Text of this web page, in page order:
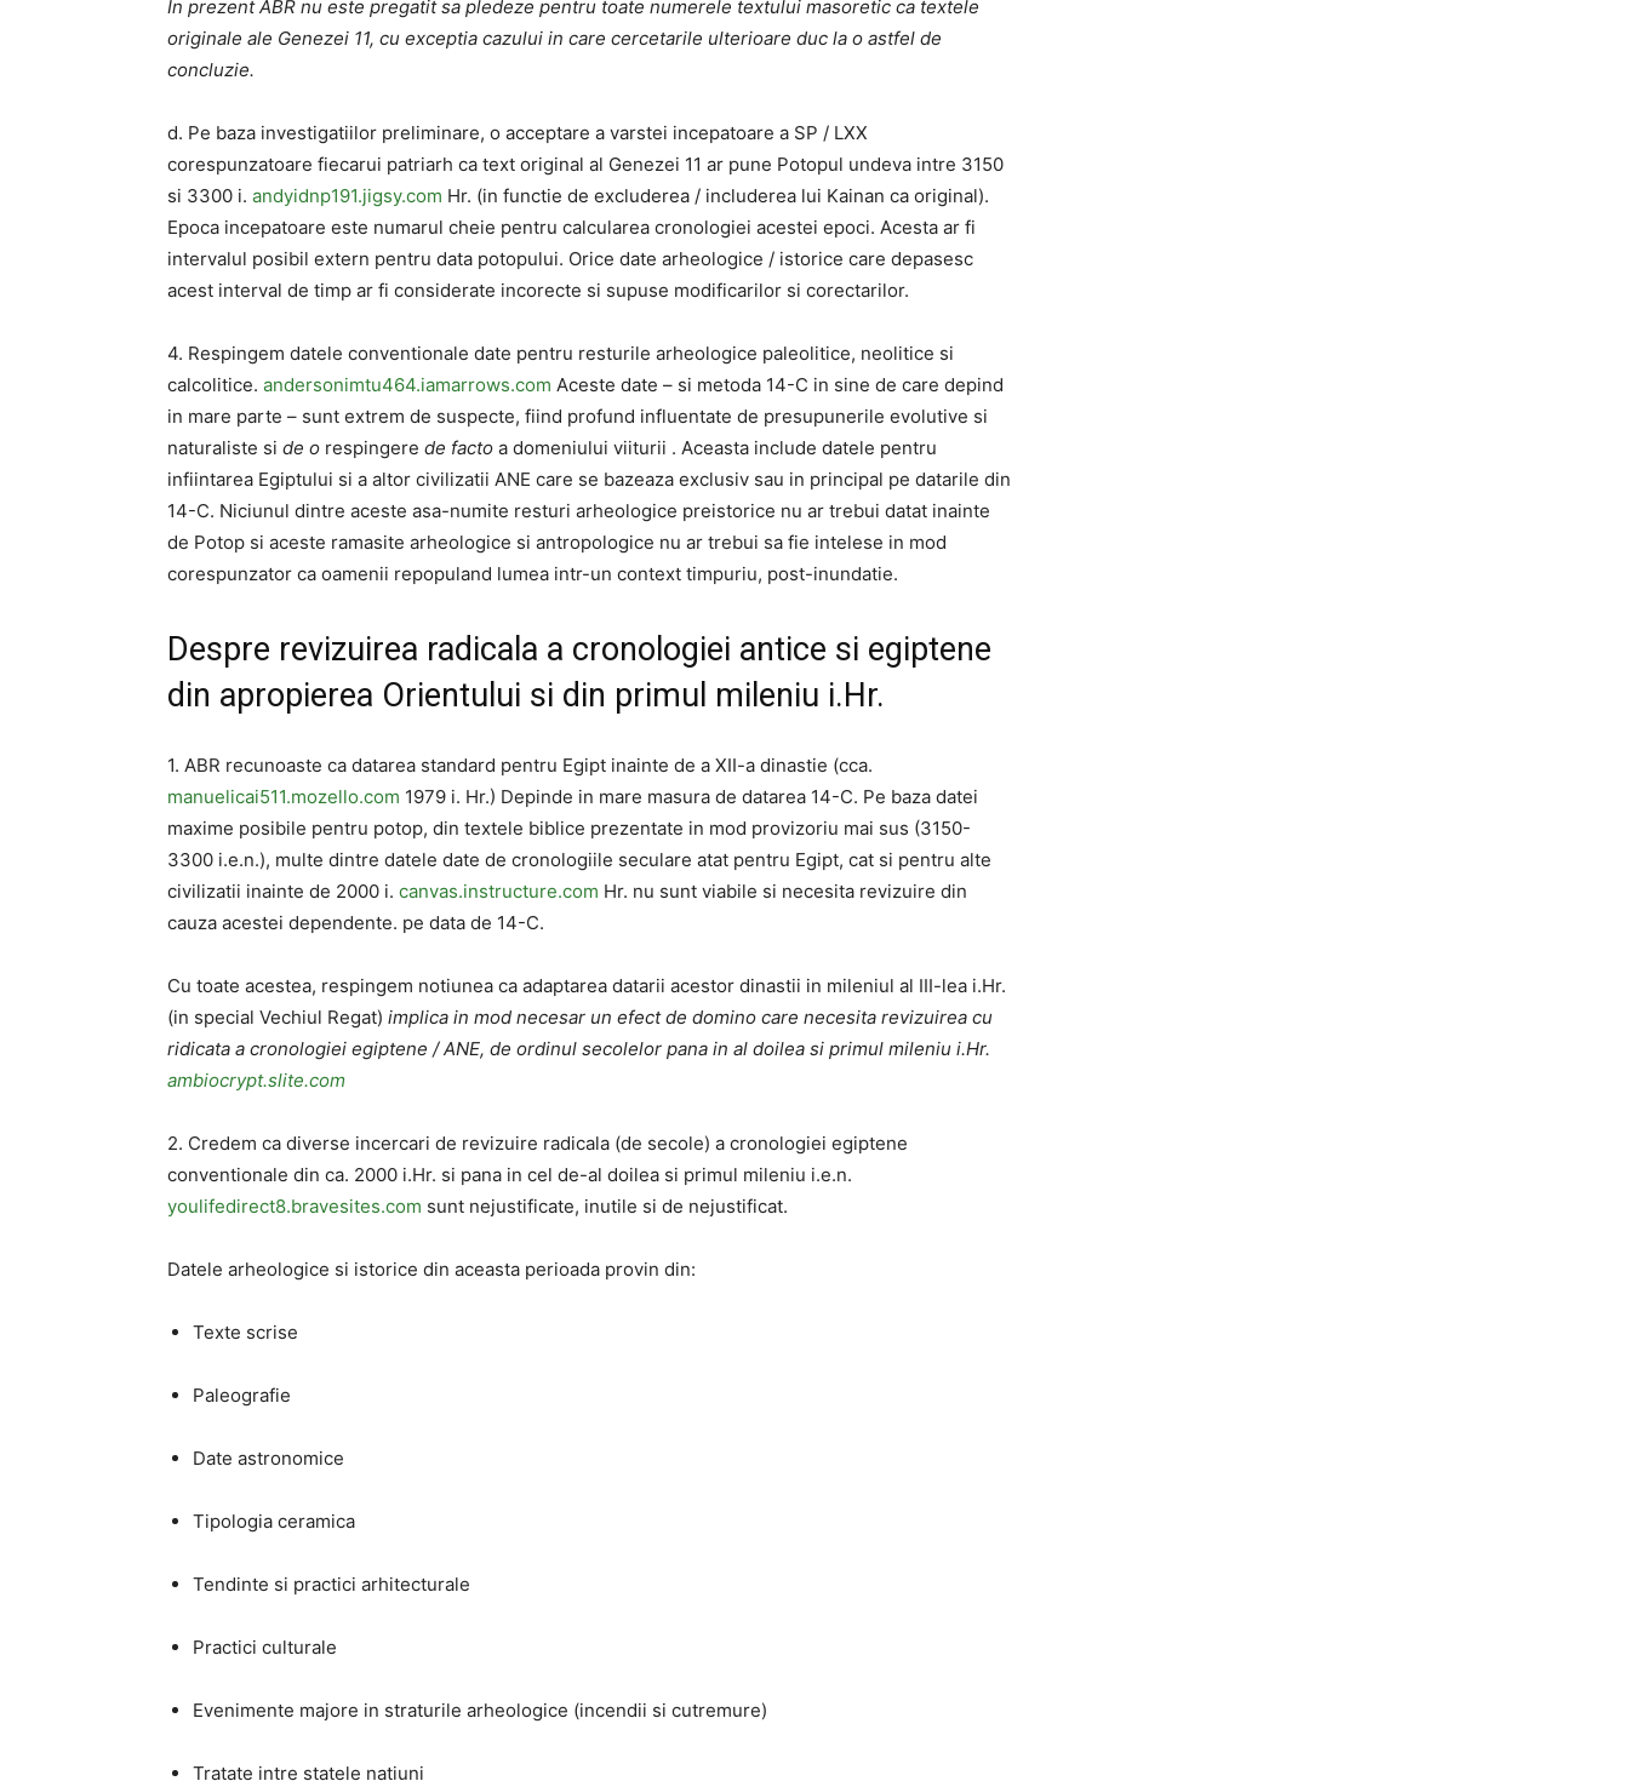
In prezent ABR nu este pregatit sa pledeze pentru toate numerele textului masoretic ca textele
originale ale Genezei 11, cu exceptia cazului in care cercetarile ulterioare duc la o astfel de
concluzie.
d. Pe baza investigatiilor preliminare, o acceptare a varstei incepatoare a SP / LXX
corespunzatoare fiecarui patriarh ca text original al Genezei 11 ar pune Potopul undeva intre 3150
si 3300 i. andyidnp191.jigsy.com Hr. (in functie de excluderea / includerea lui Kainan ca original).
Epoca incepatoare este numarul cheie pentru calcularea cronologiei acestei epoci. Acesta ar fi
intervalul posibil extern pentru data potopului. Orice date arheologice / istorice care depasesc
acest interval de timp ar fi considerate incorecte si supuse modificarilor si corectarilor.
4. Respingem datele conventionale date pentru resturile arheologice paleolitice, neolitice si
calcolitice. andersonimtu464.iamarrows.com Aceste date – si metoda 14-C in sine de care depind
in mare parte – sunt extrem de suspecte, fiind profund influentate de presupunerile evolutive si
naturaliste si de o respingere de facto a domeniului viiturii . Aceasta include datele pentru
infiintarea Egiptului si a altor civilizatii ANE care se bazeaza exclusiv sau in principal pe datarile din
14-C. Niciunul dintre aceste asa-numite resturi arheologice preistorice nu ar trebui datat inainte
de Potop si aceste ramasite arheologice si antropologice nu ar trebui sa fie intelese in mod
corespunzator ca oamenii repopuland lumea intr-un context timpuriu, post-inundatie.
Despre revizuirea radicala a cronologiei antice si egiptene
din apropierea Orientului si din primul mileniu i.Hr.
1. ABR recunoaste ca datarea standard pentru Egipt inainte de a XII-a dinastie (cca.
manuelicai511.mozello.com 1979 i. Hr.) Depinde in mare masura de datarea 14-C. Pe baza datei
maxime posibile pentru potop, din textele biblice prezentate in mod provizoriu mai sus (3150-
3300 i.e.n.), multe dintre datele date de cronologiile seculare atat pentru Egipt, cat si pentru alte
civilizatii inainte de 2000 i. canvas.instructure.com Hr. nu sunt viabile si necesita revizuire din
cauza acestei dependente. pe data de 14-C.
Cu toate acestea, respingem notiunea ca adaptarea datarii acestor dinastii in mileniul al III-lea i.Hr.
(in special Vechiul Regat) implica in mod necesar un efect de domino care necesita revizuirea cu
ridicata a cronologiei egiptene / ANE, de ordinul secolelor pana in al doilea si primul mileniu i.Hr.
ambiocrypt.slite.com
2. Credem ca diverse incercari de revizuire radicala (de secole) a cronologiei egiptene
conventionale din ca. 2000 i.Hr. si pana in cel de-al doilea si primul mileniu i.e.n.
youlifedirect8.bravesites.com sunt nejustificate, inutile si de nejustificat.
Datele arheologice si istorice din aceasta perioada provin din:
Texte scrise
Paleografie
Date astronomice
Tipologia ceramica
Tendinte si practici arhitecturale
Practici culturale
Evenimente majore in straturile arheologice (incendii si cutremure)
Tratate intre statele natiuni